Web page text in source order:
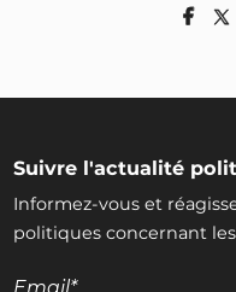
Suivre l'actualité
Informez-vous et
politiques concernant